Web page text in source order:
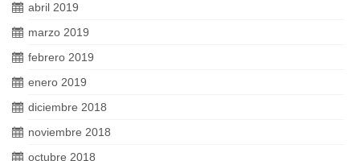
abril 2019
marzo 2019
febrero 2019
enero 2019
diciembre 2018
noviembre 2018
octubre 2018